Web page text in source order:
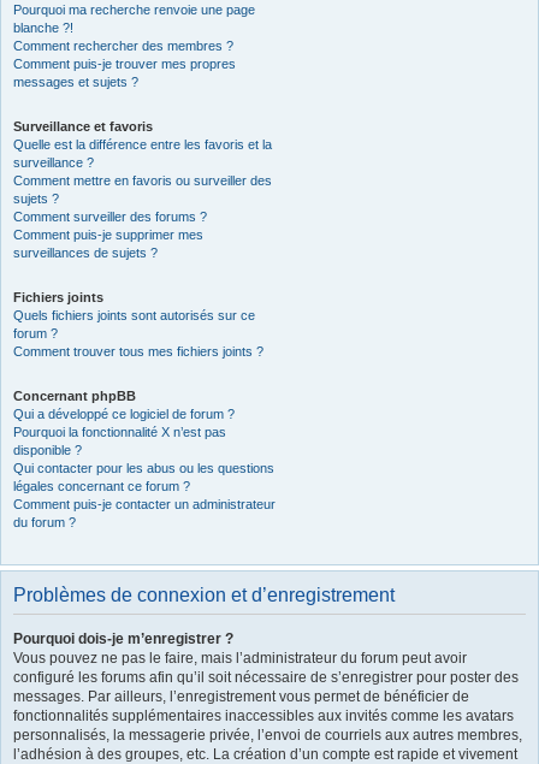
Pourquoi ma recherche renvoie une page
blanche ?!
Comment rechercher des membres ?
Comment puis-je trouver mes propres
messages et sujets ?
Surveillance et favoris
Quelle est la différence entre les favoris et la
surveillance ?
Comment mettre en favoris ou surveiller des
sujets ?
Comment surveiller des forums ?
Comment puis-je supprimer mes
surveillances de sujets ?
Fichiers joints
Quels fichiers joints sont autorisés sur ce
forum ?
Comment trouver tous mes fichiers joints ?
Concernant phpBB
Qui a développé ce logiciel de forum ?
Pourquoi la fonctionnalité X n’est pas
disponible ?
Qui contacter pour les abus ou les questions
légales concernant ce forum ?
Comment puis-je contacter un administrateur
du forum ?
Problèmes de connexion et d’enregistrement
Pourquoi dois-je m’enregistrer ?
Vous pouvez ne pas le faire, mais l’administrateur du forum peut avoir
configuré les forums afin qu’il soit nécessaire de s’enregistrer pour poster des
messages. Par ailleurs, l’enregistrement vous permet de bénéficier de
fonctionnalités supplémentaires inaccessibles aux invités comme les avatars
personnalisés, la messagerie privée, l’envoi de courriels aux autres membres,
l’adhésion à des groupes, etc. La création d’un compte est rapide et vivement